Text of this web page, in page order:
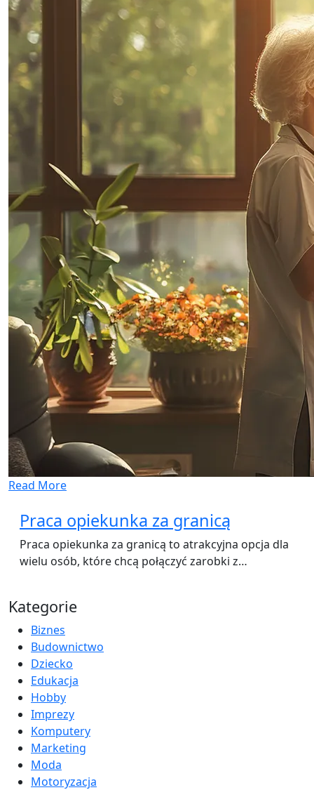
Read More
Praca opiekunka za granicą
Praca opiekunka za granicą to atrakcyjna opcja dla
wielu osób, które chcą połączyć zarobki z…
Kategorie
Biznes
Budownictwo
Dziecko
Edukacja
Hobby
Imprezy
Komputery
Marketing
Moda
Motoryzacja